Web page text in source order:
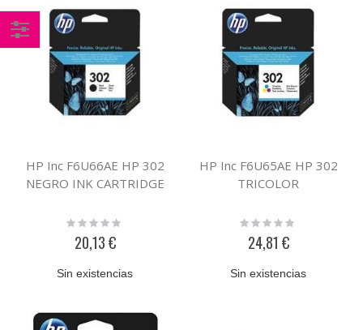
HP Inc F6U66AE HP 302
NEGRO INK CARTRIDGE
Rating:
20,13 €
Sin existencias
HP Inc F6U65AE HP 302
TRICOLOR
Rating:
24,81 €
Sin existencias
Comprar